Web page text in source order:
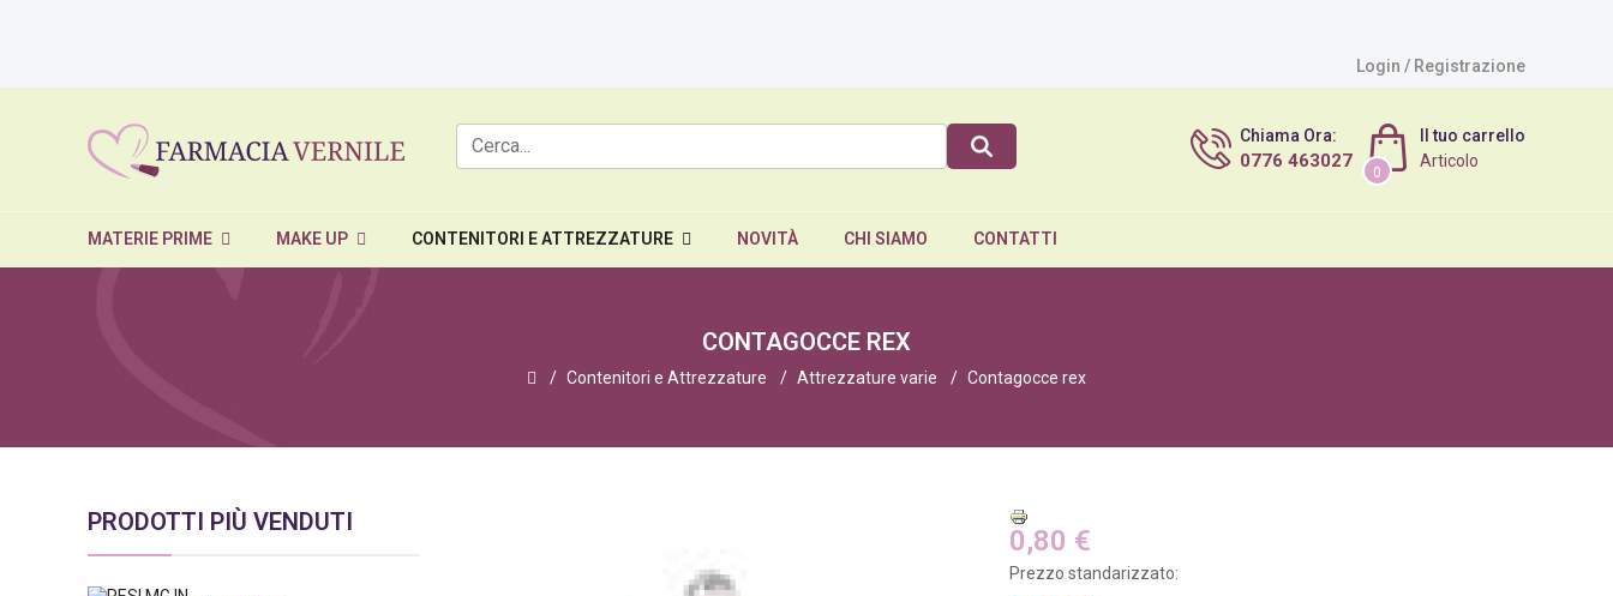
Login / Registrazione
Il tuo carrello
0
Articolo
Chiama Ora:
0776 463027
MATERIE PRIME MAKE UP CONTENITORI E ATTREZZATURE NOVITÀ CHI SIAMO CONTATTI
CONTAGOCCE REX
Contenitori e Attrezzature Attrezzature varie Contagocce rex
PRODOTTI PIÙ VENDUTI
0,80 €
Prezzo standarizzato: